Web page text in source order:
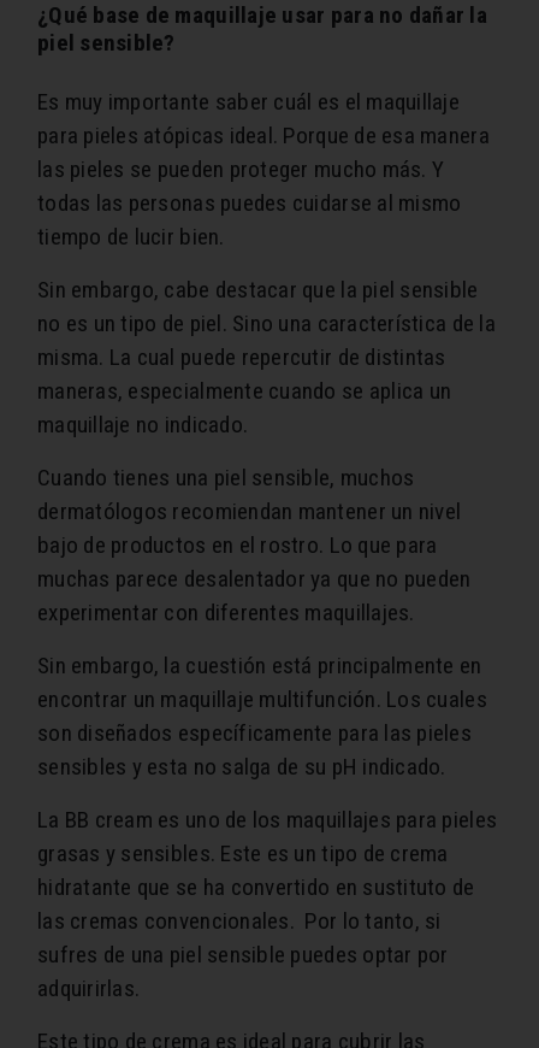
¿Qué base de maquillaje usar para no dañar la
piel sensible?
Es muy importante saber cuál es el maquillaje
para pieles atópicas ideal. Porque de esa manera
las pieles se pueden proteger mucho más. Y
todas las personas puedes cuidarse al mismo
tiempo de lucir bien.
Sin embargo, cabe destacar que la piel sensible
no es un tipo de piel. Sino una característica de la
misma. La cual puede repercutir de distintas
maneras, especialmente cuando se aplica un
maquillaje no indicado.
Cuando tienes una piel sensible, muchos
dermatólogos recomiendan mantener un nivel
bajo de productos en el rostro. Lo que para
muchas parece desalentador ya que no pueden
experimentar con diferentes maquillajes.
Sin embargo, la cuestión está principalmente en
encontrar un maquillaje multifunción. Los cuales
son diseñados específicamente para las pieles
sensibles y esta no salga de su pH indicado.
La BB cream es uno de los maquillajes para pieles
grasas y sensibles. Este es un tipo de crema
hidratante que se ha convertido en sustituto de
las cremas convencionales. Por lo tanto, si
sufres de una piel sensible puedes optar por
adquirirlas.
Este tipo de crema es ideal para cubrir las